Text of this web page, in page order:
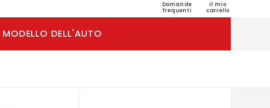
Il mio
carrello
Domande
frequenti